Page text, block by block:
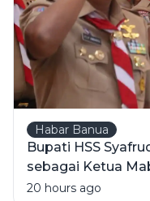
Habar Banua
Bupati HSS
sebagai Ketua
Pengurus 2025-
20 hours ago